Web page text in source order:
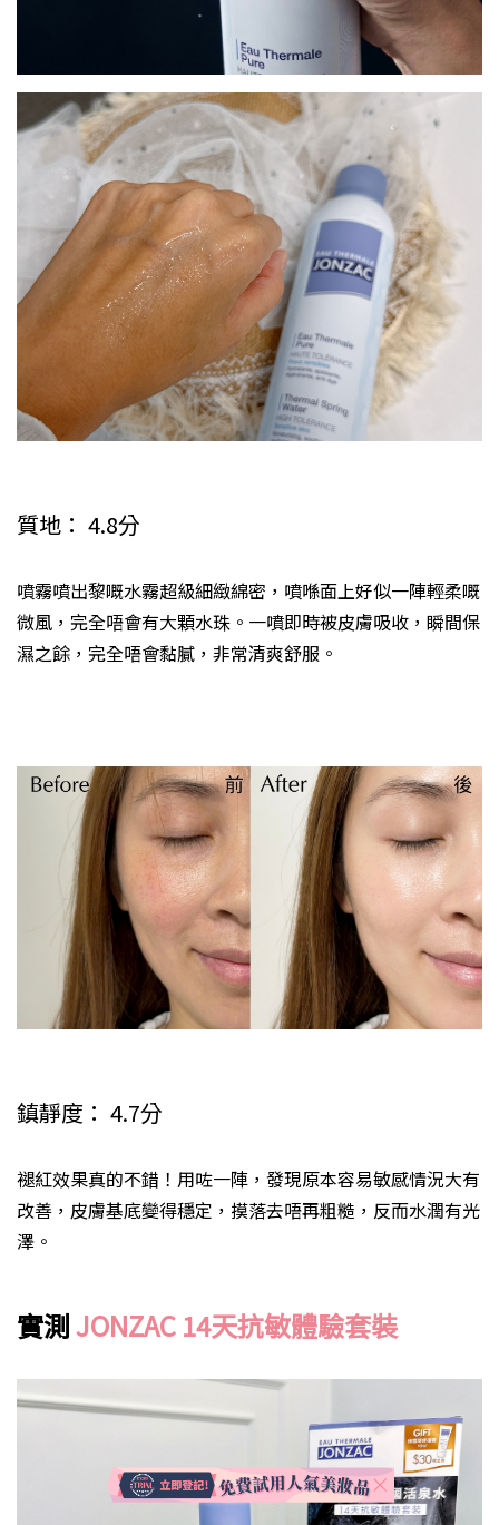
質地： 4.8分
噴霧噴出黎嘅水霧超級細緻綿密，噴喺面上好似一陣輕柔嘅
微風，完全唔會有大顆水珠。一噴即時被皮膚吸收，瞬間保
濕之餘，完全唔會黏膩，非常清爽舒服。
鎮靜度： 4.7分
褪紅效果真的不錯！用咗一陣，發現原本容易敏感情況大有
改善，皮膚基底變得穩定，摸落去唔再粗糙，反而水潤有光
澤。
實測JONZAC 14天抗敏體驗套裝